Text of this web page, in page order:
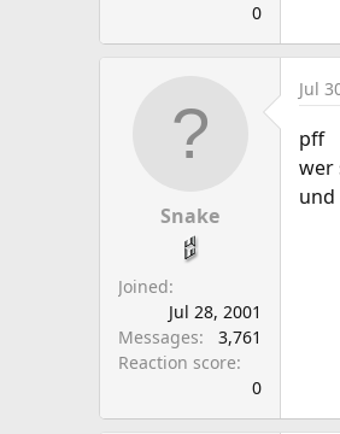
0
Snake
Joined
Jul 28, 2001
Messages
3,761
Reaction score
0
Jul
pff
wer